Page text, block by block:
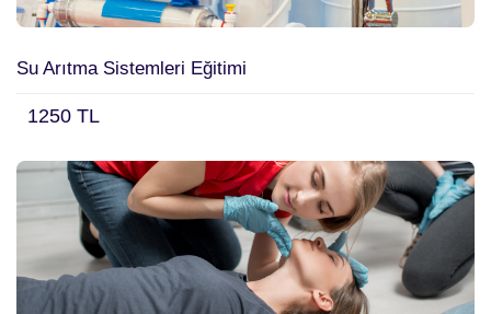
Su Arıtma Sistemleri Eğitimi
1250 TL